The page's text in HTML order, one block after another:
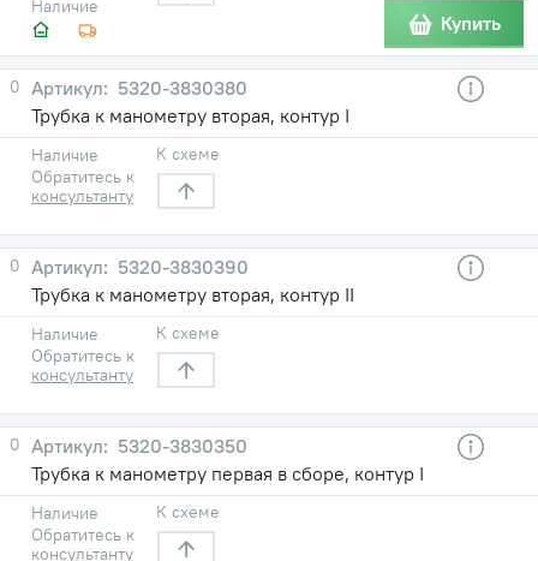
Наличие
Купить
0
5320-3830380
Трубка к манометру вторая, контур I
Наличие
Обратитесь к
консультанту
К схеме
0
5320-3830390
Трубка к манометру вторая, контур II
Наличие
Обратитесь к
консультанту
К схеме
0
5320-3830350
Трубка к манометру первая в сборе, контур I
Наличие
Обратитесь к
консультанту
К схеме